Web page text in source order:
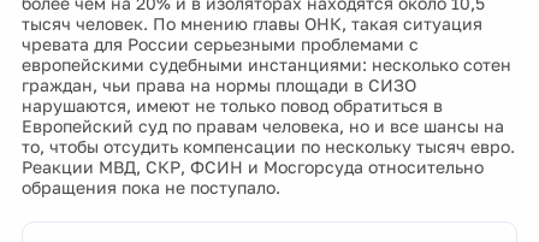
тысяч человек. По мнению главы ОНК, такая ситуация
чревата для России серьезными проблемами с
европейскими судебными инстанциями: несколько сотен
граждан, чьи права на нормы площади в СИЗО
нарушаются, имеют не только повод обратиться в
Европейский суд по правам человека, но и все шансы на
то, чтобы отсудить компенсации по нескольку тысяч евро.
Реакции МВД, СКР, ФСИН и Мосгорсуда относительно
обращения пока не поступало.